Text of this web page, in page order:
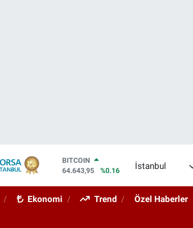
DOLAR
47,6006
%0.06
STERLİN
İstanbul
Ekonomi Trend Özel Haberler